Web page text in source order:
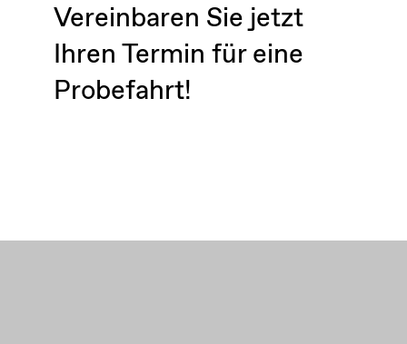
Vereinbaren Sie jetzt
Ihren Termin für eine
Probefahrt!